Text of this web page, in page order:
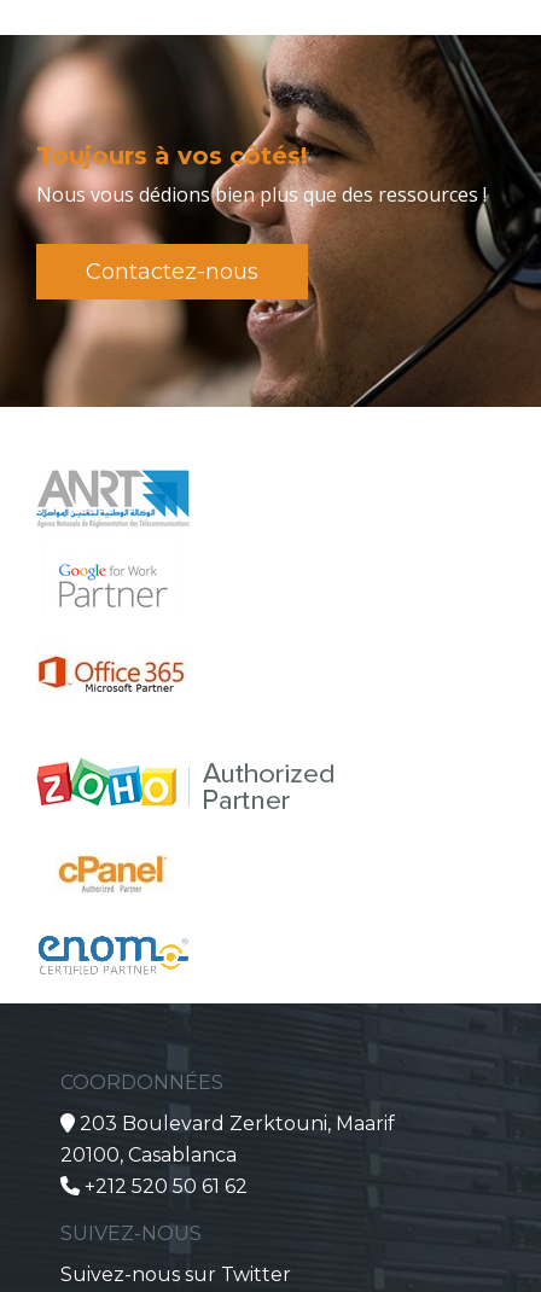
Toujours à vos côtés!
Nous vous dédions bien plus que des ressources !
Contactez-nous
COORDONNÉES
203 Boulevard Zerktouni, Maarif
20100, Casablanca
+212 520 50 61 62
SUIVEZ-NOUS
Suivez-nous sur Twitter